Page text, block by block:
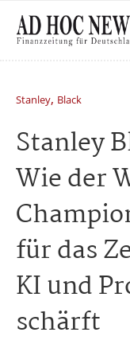
Stanley, Black
Stanley
Wie der
für das
KI und
schärft